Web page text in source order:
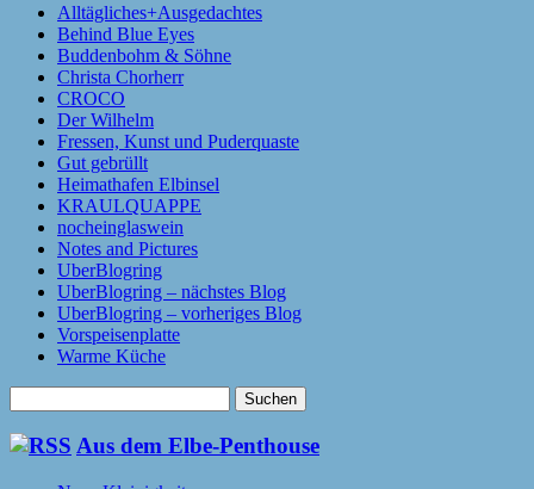
Alltägliches+Ausgedachtes
Behind Blue Eyes
Buddenbohm & Söhne
Christa Chorherr
CROCO
Der Wilhelm
Fressen, Kunst und Puderquaste
Gut gebrüllt
Heimathafen Elbinsel
KRAULQUAPPE
nocheinglaswein
Notes and Pictures
UberBlogring
UberBlogring – nächstes Blog
UberBlogring – vorheriges Blog
Vorspeisenplatte
Warme Küche
nach:
Aus dem Elbe-Penthouse